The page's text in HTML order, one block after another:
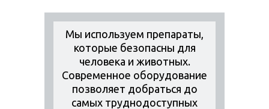
Мы используем препараты,
которые безопасны для
человека и животных.
Современное оборудование
позволяет добраться до
самых труднодоступных